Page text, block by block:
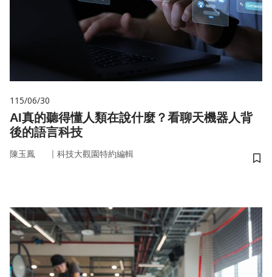
115/06/30
AI真的聽得懂人類在說什麼？看聊天機器人背
後的語言科技
陳玉鳳 ｜ 科技大觀園特約編輯
儲